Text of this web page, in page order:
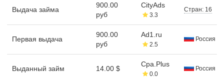
Выдача займа
900.00
руб
CityAds
3.3
Стран: 16
Первая выдача
900.00
руб
Ad1.ru
2.5
Россия
Выданный займ 14.00 $
Cpa.Plus
0.0
Россия